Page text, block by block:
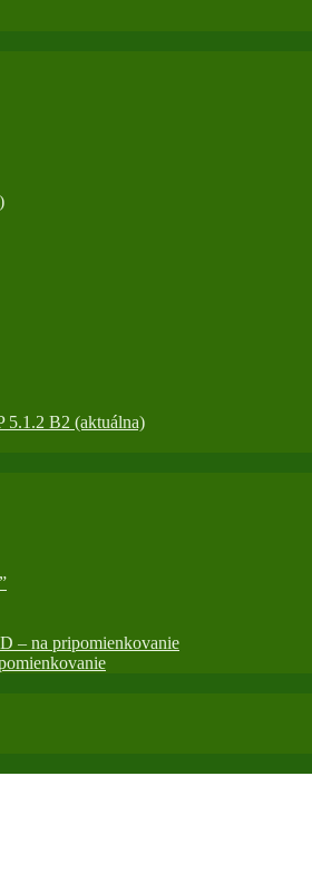
B2 (aktuálna)
– na pripomienkovanie